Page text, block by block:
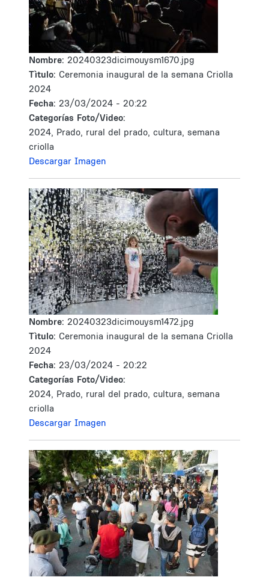
Nombre: 20240323dicimouysm1670.jpg
Tìtulo: Ceremonia inaugural de la semana Criolla
2024
Fecha: 23/03/2024 - 20:22
Categorías Foto/Video:
2024, Prado, rural del prado, cultura, semana
criolla
Descargar Imagen
Nombre: 20240323dicimouysm1472.jpg
Tìtulo: Ceremonia inaugural de la semana Criolla
2024
Fecha: 23/03/2024 - 20:22
Categorías Foto/Video:
2024, Prado, rural del prado, cultura, semana
criolla
Descargar Imagen